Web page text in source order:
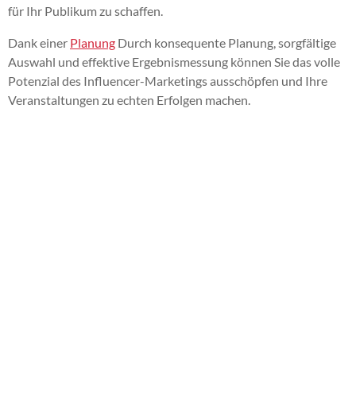
für Ihr Publikum zu schaffen.
Dank einer Planung Durch konsequente Planung, sorgfältige
Auswahl und effektive Ergebnismessung können Sie das volle
Potenzial des Influencer-Marketings ausschöpfen und Ihre
Veranstaltungen zu echten Erfolgen machen.